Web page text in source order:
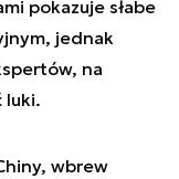
pokazuje słabe
jednak
na
luki.
wbrew